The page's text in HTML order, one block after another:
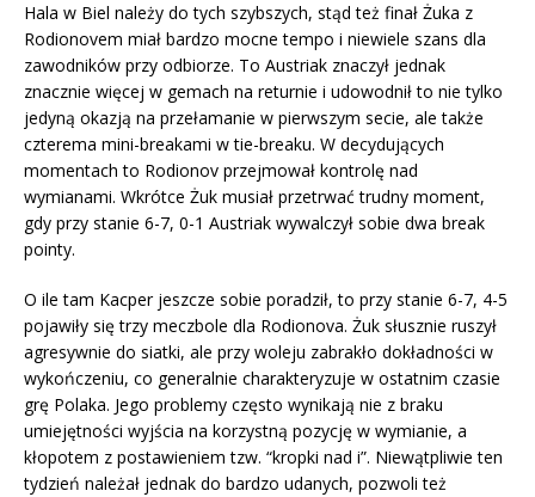
Hala w Biel należy do tych szybszych, stąd też finał Żuka z
Rodionovem miał bardzo mocne tempo i niewiele szans dla
zawodników przy odbiorze. To Austriak znaczył jednak
znacznie więcej w gemach na returnie i udowodnił to nie tylko
jedyną okazją na przełamanie w pierwszym secie, ale także
czterema mini-breakami w tie-breaku. W decydujących
momentach to Rodionov przejmował kontrolę nad
wymianami. Wkrótce Żuk musiał przetrwać trudny moment,
gdy przy stanie 6-7, 0-1 Austriak wywalczył sobie dwa break
pointy.
O ile tam Kacper jeszcze sobie poradził, to przy stanie 6-7, 4-5
pojawiły się trzy meczbole dla Rodionova. Żuk słusznie ruszył
agresywnie do siatki, ale przy woleju zabrakło dokładności w
wykończeniu, co generalnie charakteryzuje w ostatnim czasie
grę Polaka. Jego problemy często wynikają nie z braku
umiejętności wyjścia na korzystną pozycję w wymianie, a
kłopotem z postawieniem tzw. “kropki nad i”. Niewątpliwie ten
tydzień należał jednak do bardzo udanych, pozwoli też